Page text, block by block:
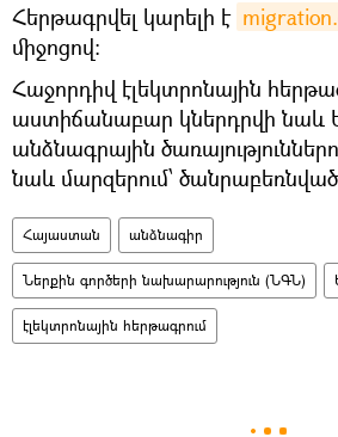
Հերթագրվել կարելի է
միջոցով:
Հաջորդիվ էլեկտրոնային
աստիճանաբար կներդրվի նաև
անձնագրային
նաև մարզերում՝
Հայաստան անձնագիր
Ներքին գործերի նախարարություն (ՆԳՆ)
էլեկտրոնային հերթագրում